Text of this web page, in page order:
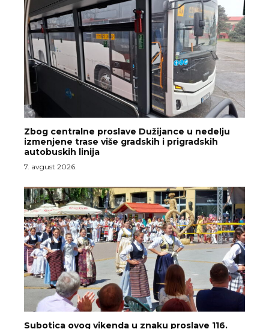
Zbog centralne proslave Dužijance u nedelju
izmenjene trase više gradskih i prigradskih
autobuskih linija
7. avgust 2026.
Subotica ovog vikenda u znaku proslave 116.